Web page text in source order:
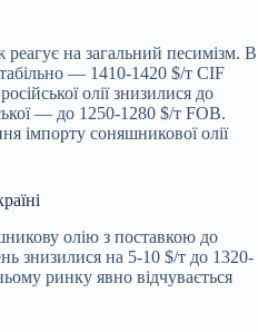
реагує на загальний песимізм. В
— 1410-1420 $/т CIF
олії знизилися до
— до 1250-1280 $/т FOB.
імпорту соняшникової олії
олію з поставкою до
знизилися на 5-10 $/т до 1320-
ринку явно відчувається